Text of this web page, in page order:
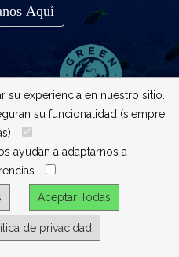
Aquí
su experiencia en nuestro sitio.
su funcionalidad (siempre
ayudan a adaptarnos a
Aceptar Todas
de privacidad